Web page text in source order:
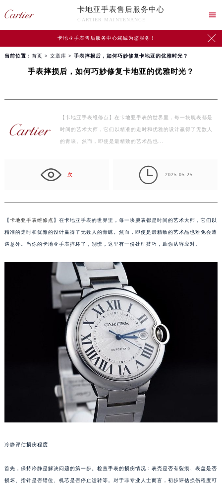
卡地亚手表售后服务中心
CARTIER MAINTENANCE

卡地亚手表售后服务中心竭诚为您服务！ 
当前位置： 首页 > 文章库 > 手表摔损后，如何巧妙修复卡地亚的优雅时光？
手表摔损后，如何巧妙修复卡地亚的优雅时光？
【卡地亚手表维修点】在卡地亚手表的世界里，每一块腕表都是
时间的艺术大师，它们以精准的走时和优雅的设计赢得了无数人
的青睐。然而，即使是最精致的艺术品也…
次  2025-05-25
【卡地亚手表维修点 】在卡地亚手表的世界里，每一块腕表都是时间的艺术大师，它们以
精准的走时和优雅的设计赢得了无数人的青睐。然而，即使是最精致的艺术品也难免会遭
遇意外。当你的卡地亚手表摔坏了，别慌，这里有一份处理技巧，助你从容应对。
冷静评估损伤程度
首先，保持冷静是解决问题的第一步。检查手表的损伤情况：表壳是否有裂痕、表盘是否
损坏、指针是否错位、机芯是否停止运转等。对于非专业人士而言，初步评估损伤程度可